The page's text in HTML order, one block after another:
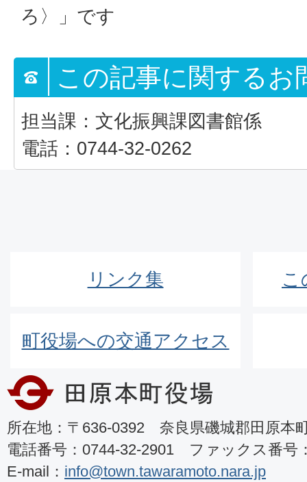
ろ〉」です
この記事に関するお
担当課：文化振興課図書館係
電話：0744-32-0262
リンク集 こ
町役場への交通アクセス
所在地：〒636-0392 奈良県磯城郡田原本
電話番号：0744-32-2901 ファックス番号
E-mail： info@town.tawaramoto.nara.jp